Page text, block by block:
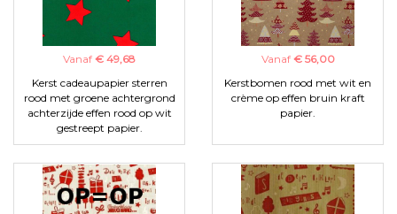
Vanaf € 49,68
Kerst cadeaupapier sterren
rood met groene achtergrond
achterzijde effen rood op wit
gestreept papier.
Vanaf € 56,00
Kerstbomen rood met wit en
crème op effen bruin kraft
papier.